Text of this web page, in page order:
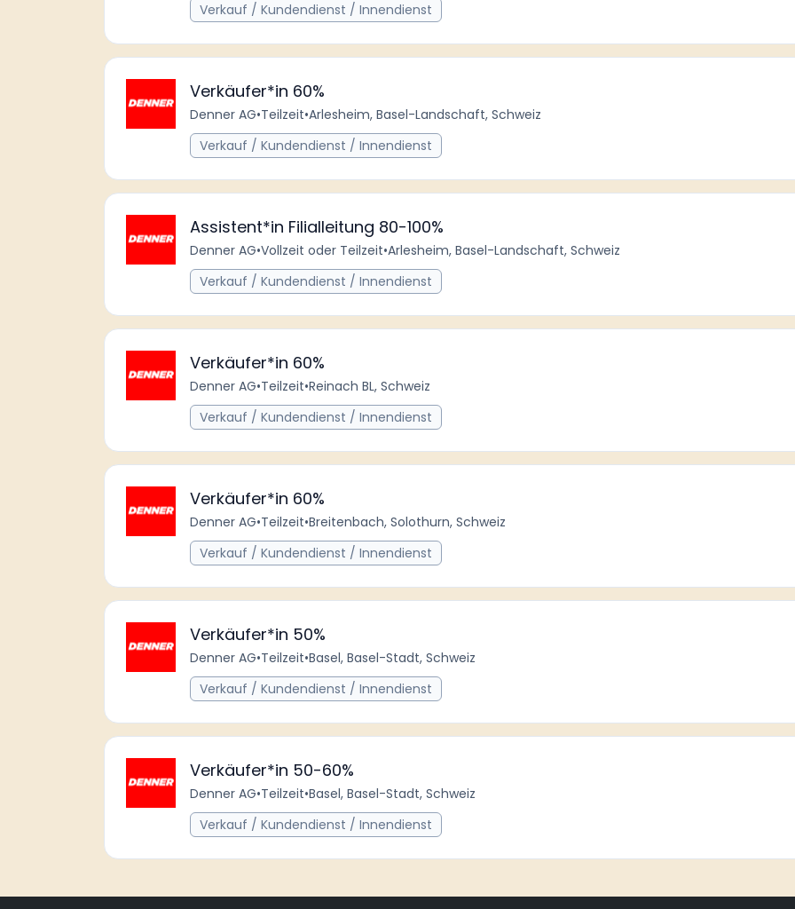
Verkauf / Kundendienst / Innendienst
Verkäufer*in 60%
Denner AG•Teilzeit•Arlesheim, Basel-Landschaft, Schweiz
Verkauf / Kundendienst / Innendienst
Assistent*in Filialleitung 80-100%
Denner AG•Vollzeit oder Teilzeit•Arlesheim, Basel-Landschaft, Schweiz
Verkauf / Kundendienst / Innendienst
Verkäufer*in 60%
Denner AG•Teilzeit•Reinach BL, Schweiz
Verkauf / Kundendienst / Innendienst
Verkäufer*in 60%
Denner AG•Teilzeit•Breitenbach, Solothurn, Schweiz
Verkauf / Kundendienst / Innendienst
Verkäufer*in 50%
Denner AG•Teilzeit•Basel, Basel-Stadt, Schweiz
Verkauf / Kundendienst / Innendienst
Verkäufer*in 50-60%
Denner AG•Teilzeit•Basel, Basel-Stadt, Schweiz
Verkauf / Kundendienst / Innendienst